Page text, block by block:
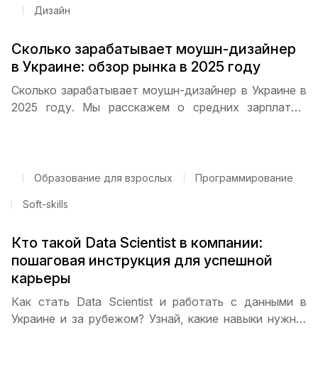
как начать карьеру с нуля
Дизайн
Сколько зарабатывает моушн-дизайнер
в Украине: обзор рынка в 2025 году
Сколько зарабатывает моушн-дизайнер в Украине в
2025 году. Мы расскажем о средних зарплатах,
Образование для взрослых Программирование
Soft-skills
Кто такой Data Scientist в компании:
пошаговая инструкция для успешной
карьеры
Как стать Data Scientist и работать с данными в
Украине и за рубежом? Узнай, какие навыки нужны,